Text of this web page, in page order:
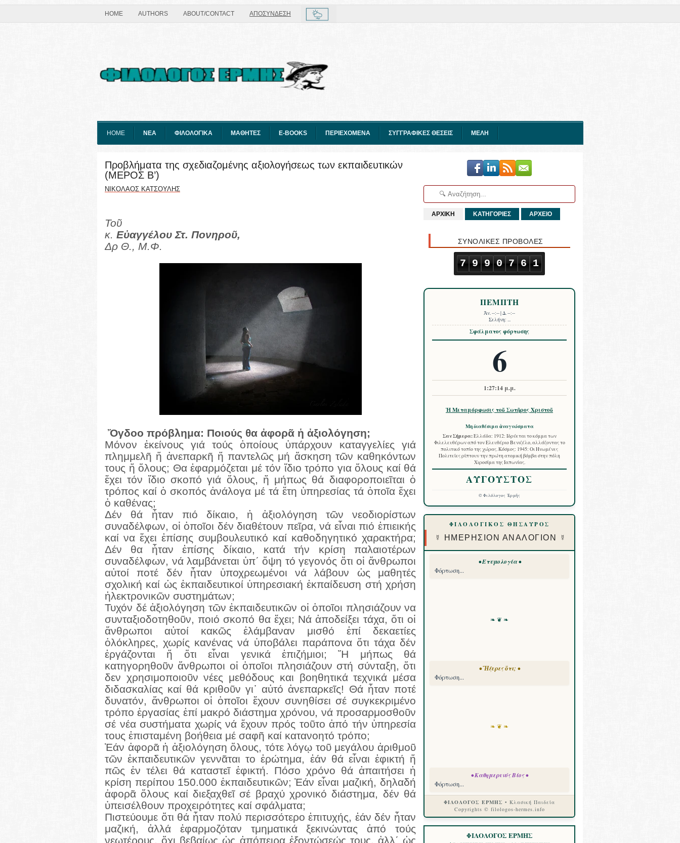
HOME AUTHORS ABOUT/CONTACT ΑΠΟΣΥΝΔΕΣΗ
HOME ΝΕΑ ΦΙΛΟΛΟΓΙΚΑ ΜΑΘΗΤΕΣ E-BOOKS ΠΕΡΙΕΧΟΜΕΝΑ ΣΥΓΓΡΑΦΙΚΕΣ ΘΕΣΕΙΣ ΜΕΛΗ
Προβλήματα της σχεδιαζομένης αξιολογήσεως των εκπαιδευτικών
(ΜΕΡΟΣ Β’)
ΝΙΚΟΛΑΟΣ ΚΑΤΣΟΥΛΗΣ
Τοῦ
κ. Εὐαγγέλου Στ. Πονηροῦ,
Δρ Θ., Μ.Φ.
Ὄγδοο πρόβλημα: Ποιούς θα ἀφορᾶ ἡ ἀξιολόγηση;
Μόνον ἐκείνους γιά τούς ὁποίους ὑπάρχουν καταγγελίες γιά
πλημμελῆ ἤ ἀνεπαρκῆ ἤ παντελῶς μή ἄσκηση τῶν καθηκόντων
τους ἤ ὅλους; Θα ἐφαρμόζεται μέ τόν ἴδιο τρόπο για ὅλους καί θά
ἔχει τόν ἴδιο σκοπό γιά ὅλους, ἤ μήπως θά διαφοροποιεῖται ὁ
τρόπος καί ὁ σκοπός ἀνάλογα μέ τά ἔτη ὑπηρεσίας τά ὁποῖα ἔχει
ὁ καθένας;
Δέν θά ἦταν πιό δίκαιο, ἡ ἀξιολόγηση τῶν νεοδιορίστων
συναδέλφων, οἱ ὁποῖοι δέν διαθέτουν πεῖρα, νά εἶναι πιό ἐπιεικής
καί να ἔχει ἐπίσης συμβουλευτικό καί καθοδηγητικό χαρακτήρα;
Δέν θα ἦταν ἐπίσης δίκαιο, κατά τήν κρίση παλαιοτέρων
συναδέλφων, νά λαμβάνεται ὑπ΄ ὄψη τό γεγονός ὅτι οἱ ἄνθρωποι
αὐτοί ποτέ δέν ἦταν ὑποχρεωμένοι νά λάβουν ὡς μαθητές
σχολική καί ὡς ἐκπαιδευτικοί ὑπηρεσιακή ἐκπαίδευση στή χρήση
ἠλεκτρονικῶν συστημάτων;
Τυχόν δέ ἀξιολόγηση τῶν ἐκπαιδευτικῶν οἱ ὁποῖοι πλησιάζουν να
συνταξιοδοτηθοῦν, ποιό σκοπό θα ἔχει; Νά ἀποδείξει τάχα, ὅτι οἱ
ἄνθρωποι αὐτοί κακῶς ἐλάμβαναν μισθό ἐπί δεκαετίες
ὁλόκληρες, χωρίς κανένας νά ὑποβάλει παράπονα ὅτι τάχα δέν
ἐργάζονται ἤ ὅτι εἶναι γενικά ἐπιζήμιοι; Ἤ μήπως θά
κατηγορηθοῦν ἄνθρωποι οἱ ὁποῖοι πλησιάζουν στή σύνταξη, ὅτι
δεν χρησιμοποιοῦν νέες μεθόδους και βοηθητικά τεχνικά μέσα
διδασκαλίας καί θά κριθοῦν γι᾽ αὐτό ἀνεπαρκεῖς! Θά ἦταν ποτέ
δυνατόν, ἄνθρωποι οἱ ὁποῖοι ἔχουν συνηθίσει σέ συγκεκριμένο
τρόπο ἐργασίας ἐπί μακρό διάστημα χρόνου, νά προσαρμοσθοῦν
σέ νέα συστήματα χωρίς νά ἔχουν πρός τοῦτο ἀπό τήν ὑπηρεσία
τους ἐπισταμένη βοήθεια μέ σαφῆ καί κατανοητό τρόπο;
Ἐάν ἀφορᾶ ἡ ἀξιολόγηση ὅλους, τότε λόγῳ τοῦ μεγάλου ἀριθμοῦ
τῶν ἐκπαιδευτικῶν γεννᾶται το ἐρώτημα, ἐάν θά εἶναι ἐφικτή ἤ
πῶς ἐν τέλει θά καταστεῖ ἐφικτή. Πόσο χρόνο θά ἀπαιτήσει ἡ
κρίση περίπου 150.000 ἐκπαιδευτικῶν; Ἐάν εἶναι μαζική, δηλαδή
ἀφορᾶ ὅλους καί διεξαχθεῖ σέ βραχύ χρονικό διάστημα, δέν θά
ὑπεισέλθουν προχειρότητες καί σφάλματα;
Πιστεύουμε ὅτι θά ἦταν πολύ περισσότερο ἐπιτυχής, ἐάν δέν ἦταν
μαζική, ἀλλά ἐφαρμοζόταν τμηματικά ξεκινώντας ἀπό τούς
νεωτέρους, ὄχι βεβαίως ὡς ἀπόπειρα ἐξοντώσεώς τους, ἀλλ΄ ὡς
ΑΡΧΙΚΗ ΚΑΤΗΓΟΡΙΕΣ ΑΡΧΕΙΟ
ΣΥΝΟΛΙΚΕΣ ΠΡΟΒΟΛΕΣ
7 9 9 0 7 6 1
ΠΕΜΠΤΗ
Ἀν.--:--| Δ.--:--
Σελήνη: ...
Σφάλματος φόρτωσης
6
1:27:15 μ.μ.
Ἡ Μεταμόρφωσις τοῦ Σωτῆρος Χριστοῦ
Μη διαθέσιμα ἀναγνώσματα
Σαν Σήμερα:Ελλάδα: 1912: Ιδρύεται το κόμμα των
Φιλελευθέρων από τον Ελευθέριο Βενιζέλο, αλλάζοντας το
πολιτικό τοπίο της χώρας. Κόσμος: 1945: Οι Ηνωμένες
Πολιτείες ρίπτουν την πρώτη ατομική βόμβα στην πόλη
Χιροσίμα της Ιαπωνίας.
ΑΥΓΟΥΣΤΟΣ
© Φιλόλογος Ἑρμῆς
ΦΙΛΟΛΟΓΙΚΟΣ ΘΗΣΑΥΡΟΣ
☿ ΗΜΕΡΗΣΙΟΝ ΑΝΑΛΟΓΙΟΝ ☿
• Ετυμολογία •
Φόρτωση...
❧ ❦ ❧
• Ἤξερες ὅτι; •
Φόρτωση...
❧ ❦ ❧
• Καθημερινός Βίος •
Φόρτωση...
ΦΙΛΟΛΟΓΟΣ ΕΡΜΗΣ • Κλασική Παιδεία
Copyrights © filologos-hermes.info
ΦΙΛΟΛΟΓΟΣ ΕΡΜΗΣ